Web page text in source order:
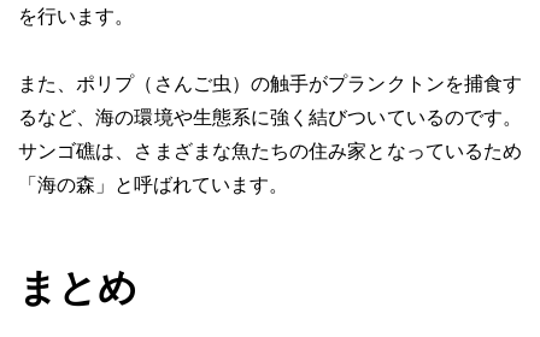
を行います。
また、ポリプ（さんご虫）の触手がプランクトンを捕食す
るなど、海の環境や生態系に強く結びついているのです。
サンゴ礁は、さまざまな魚たちの住み家となっているため
「海の森」と呼ばれています。
まとめ